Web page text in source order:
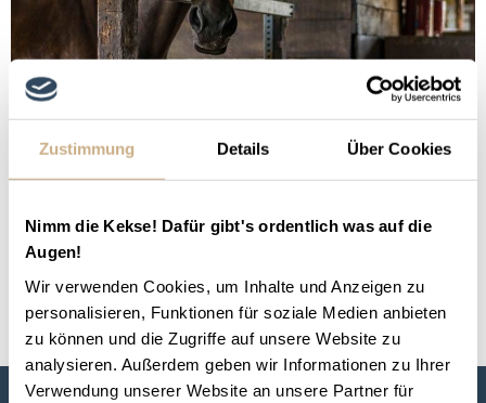
Zustimmung Details Über Cookies
Nimm die Kekse! Dafür gibt's ordentlich was auf die
Augen!
Wir verwenden Cookies, um Inhalte und Anzeigen zu
personalisieren, Funktionen für soziale Medien anbieten
zu können und die Zugriffe auf unsere Website zu
analysieren. Außerdem geben wir Informationen zu Ihrer
Verwendung unserer Website an unsere Partner für
Welche unterschiedlichen Haltungsformen gibt es
Erfahre hier alles rund um das Thema
Pferdehaltung.
← Zurück